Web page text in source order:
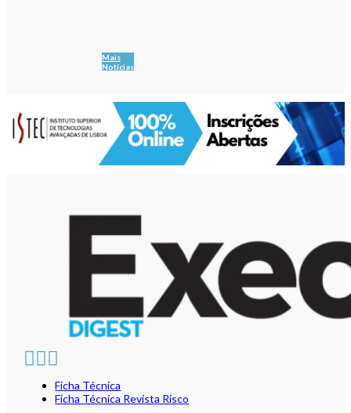
Mais
Notícias
Ficha Técnica
Ficha Técnica Revista Risco